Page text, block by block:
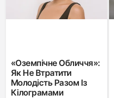
«Оземпічне Обличчя»:
Як Не Втратити
Молодість Разом Із
Кілограмами